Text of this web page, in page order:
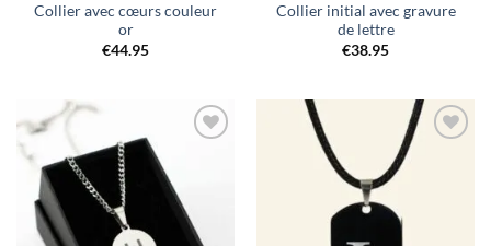
Collier avec cœurs couleur
or
€44.95
Collier initial avec gravure
de lettre
€38.95
souhaits